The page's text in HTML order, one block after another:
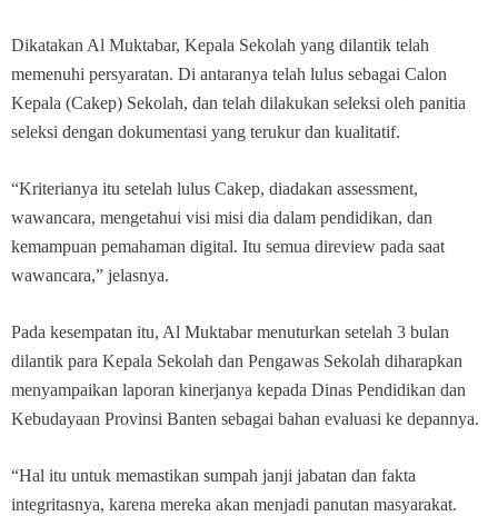
Dikatakan Al Muktabar, Kepala Sekolah yang dilantik telah
memenuhi persyaratan. Di antaranya telah lulus sebagai Calon
Kepala (Cakep) Sekolah, dan telah dilakukan seleksi oleh panitia
seleksi dengan dokumentasi yang terukur dan kualitatif.
“Kriterianya itu setelah lulus Cakep, diadakan assessment,
wawancara, mengetahui visi misi dia dalam pendidikan, dan
kemampuan pemahaman digital. Itu semua direview pada saat
wawancara,” jelasnya.
Pada kesempatan itu, Al Muktabar menuturkan setelah 3 bulan
dilantik para Kepala Sekolah dan Pengawas Sekolah diharapkan
menyampaikan laporan kinerjanya kepada Dinas Pendidikan dan
Kebudayaan Provinsi Banten sebagai bahan evaluasi ke depannya.
“Hal itu untuk memastikan sumpah janji jabatan dan fakta
integritasnya, karena mereka akan menjadi panutan masyarakat.